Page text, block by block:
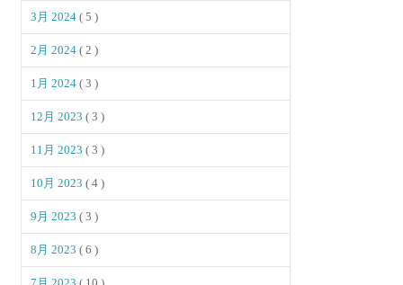
3月 2024( 5 )
2月 2024( 2 )
1月 2024( 3 )
12月 2023( 3 )
11月 2023( 3 )
10月 2023( 4 )
9月 2023( 3 )
8月 2023( 6 )